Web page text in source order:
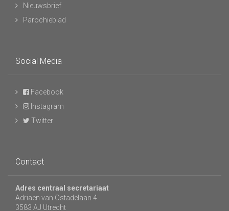
Nieuwsbrief
Parochieblad
Social Media
Facebook
Instagram
Twitter
Contact
Adres centraal secretariaat
Adriaen van Ostadelaan 4
3583 AJ Utrecht